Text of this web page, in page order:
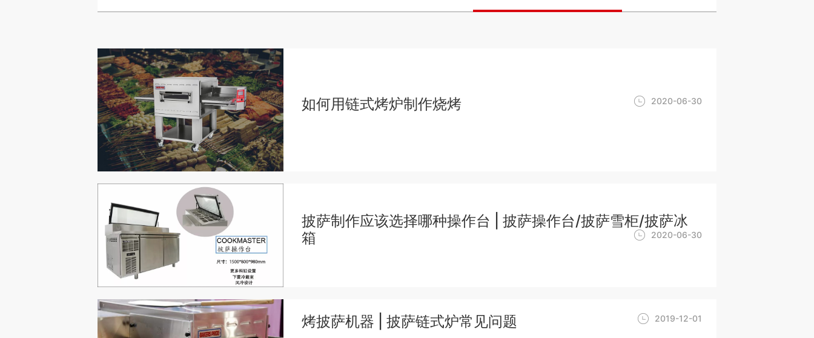
如何用链式烤炉制作烧烤 2020-06-30
披萨制作应该选择哪种操作台 | 披萨操作台/披萨雪柜/披萨冰
箱
2020-06-30
烤披萨机器 | 披萨链式炉常见问题 2019-12-01